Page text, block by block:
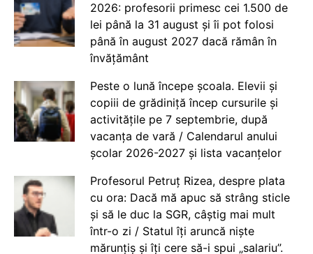
2026: profesorii primesc cei 1.500 de
lei până la 31 august și îi pot folosi
până în august 2027 dacă rămân în
învățământ
Peste o lună începe școala. Elevii și
copiii de grădiniță încep cursurile și
activitățile pe 7 septembrie, după
vacanța de vară / Calendarul anului
școlar 2026-2027 și lista vacanțelor
Profesorul Petruț Rizea, despre plata
cu ora: Dacă mă apuc să strâng sticle
și să le duc la SGR, câștig mai mult
într-o zi / Statul îți aruncă niște
mărunțiș și îți cere să-i spui „salariu”.